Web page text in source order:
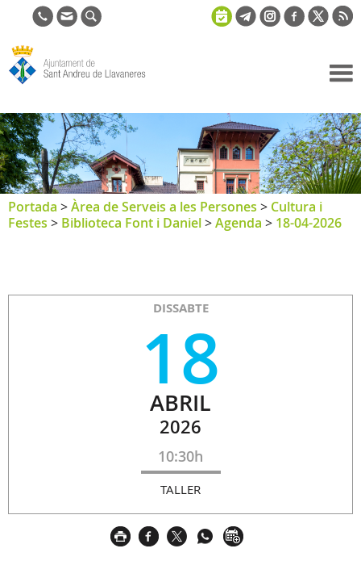
de Sant
Andreu de
Llavaneres
Portada >Àrea de Serveis a les Persones > Cultura i
Festes > Biblioteca Font i Daniel>Agenda > 18-04-2026
DISSABTE
18
ABRIL
2026
10:30h
TALLER